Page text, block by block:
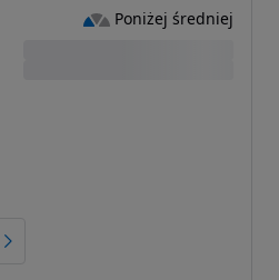
Poniżej średniej